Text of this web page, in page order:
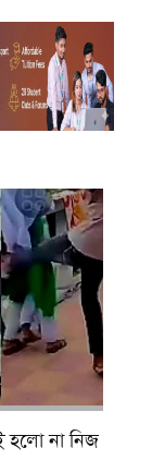
হলো না নিজ